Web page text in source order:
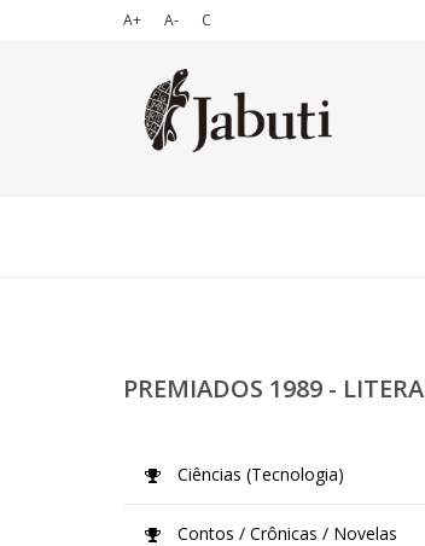
A+ A- C
PREMIADOS 1989 -
Ciências (Tecnologia)
Contos / Crônicas / Novelas